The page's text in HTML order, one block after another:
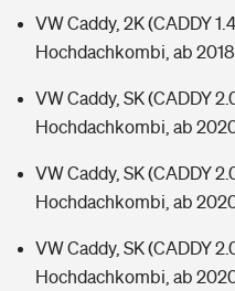
VW Caddy, 2K (CADDY
Hochdachkombi, ab 2018
VW Caddy, SK (CADDY
Hochdachkombi, ab
VW Caddy, SK (CADDY
Hochdachkombi, ab
VW Caddy, SK (CADDY
Hochdachkombi, ab